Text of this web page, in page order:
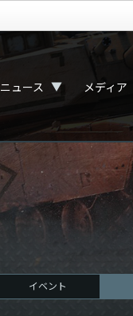
ニュース ▼ メディア
イベント